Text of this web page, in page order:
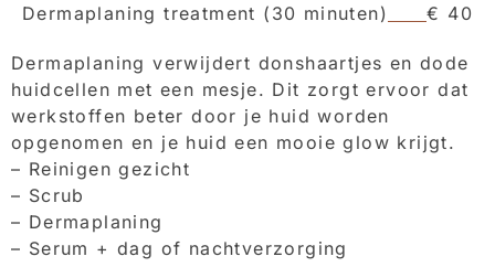
Dermaplaning treatment (30 minuten) € 40
Dermaplaning verwijdert donshaartjes en dode
huidcellen met een mesje. Dit zorgt ervoor dat
werkstoffen beter door je huid worden
opgenomen en je huid een mooie glow krijgt.
– Reinigen gezicht
– Scrub
– Dermaplaning
– Serum + dag of nachtverzorging